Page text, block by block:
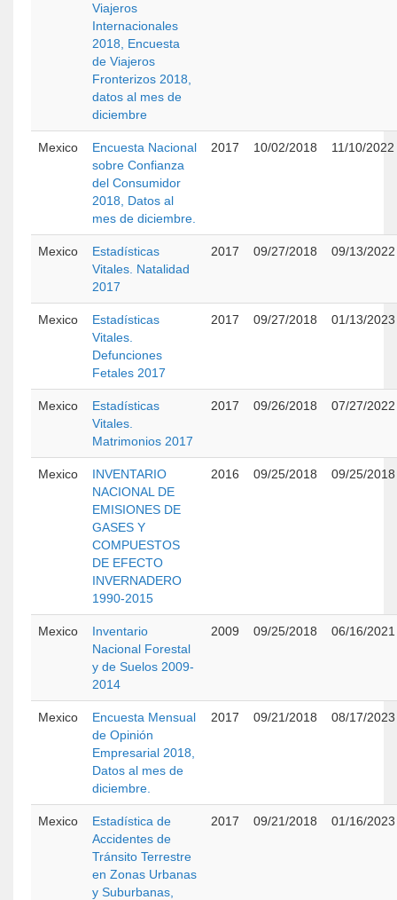
Viajeros
Internacionales
2018, Encuesta
de Viajeros
Fronterizos 2018,
datos al mes de
diciembre
Mexico
Encuesta Nacional
sobre Confianza
del Consumidor
2018, Datos al
mes de diciembre.
2017 10/02/2018 11/10/2022
Mexico
Estadísticas
Vitales. Natalidad
2017
2017 09/27/2018 09/13/2022
Mexico
Estadísticas
Vitales.
Defunciones
Fetales 2017
2017 09/27/2018 01/13/2023
Mexico
Estadísticas
Vitales.
Matrimonios 2017
2017 09/26/2018 07/27/2022
Mexico
INVENTARIO
NACIONAL DE
EMISIONES DE
GASES Y
COMPUESTOS
DE EFECTO
INVERNADERO
1990-2015
2016 09/25/2018 09/25/2018
Mexico
Inventario
Nacional Forestal
y de Suelos 2009-
2014
2009 09/25/2018 06/16/2021
Mexico
Encuesta Mensual
de Opinión
Empresarial 2018,
Datos al mes de
diciembre.
2017 09/21/2018 08/17/2023
Mexico
Estadística de
Accidentes de
Tránsito Terrestre
en Zonas Urbanas
y Suburbanas,
2017 09/21/2018 01/16/2023